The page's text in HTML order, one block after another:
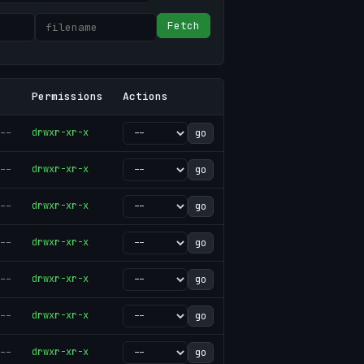
Fetch
Permissions Actions
-- drwxr-xr-x go
-- drwxr-xr-x go
-- drwxr-xr-x go
-- drwxr-xr-x go
-- drwxr-xr-x go
-- drwxr-xr-x go
-- drwxr-xr-x go